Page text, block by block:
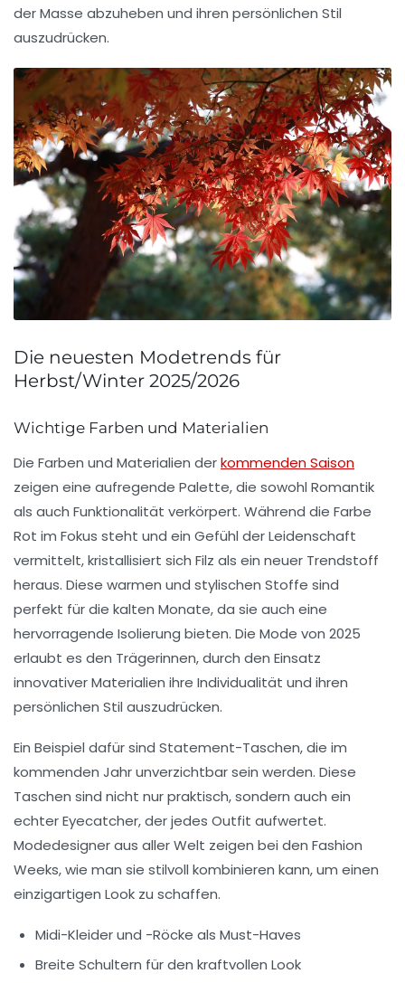
der Masse abzuheben und ihren persönlichen Stil
auszudrücken.
Die neuesten Modetrends für
Herbst/Winter 2025/2026
Wichtige Farben und Materialien
Die Farben und Materialien derkommenden Saison
zeigen eine aufregende Palette, die sowohl Romantik
als auch Funktionalität verkörpert. Während die Farbe
Rot im Fokus steht und ein Gefühl der Leidenschaft
vermittelt, kristallisiert sich Filz als ein neuer Trendstoff
heraus. Diese warmen und stylischen Stoffe sind
perfekt für die kalten Monate, da sie auch eine
hervorragende Isolierung bieten. Die Mode von 2025
erlaubt es den Trägerinnen, durch den Einsatz
innovativer Materialien ihre Individualität und ihren
persönlichen Stil auszudrücken.
Ein Beispiel dafür sind Statement-Taschen, die im
kommenden Jahr unverzichtbar sein werden. Diese
Taschen sind nicht nur praktisch, sondern auch ein
echter Eyecatcher, der jedes Outfit aufwertet.
Modedesigner aus aller Welt zeigen bei den Fashion
Weeks, wie man sie stilvoll kombinieren kann, um einen
einzigartigen Look zu schaffen.
Midi-Kleiderund -Röcke als Must-Haves
Breite Schultern für den kraftvollen Look